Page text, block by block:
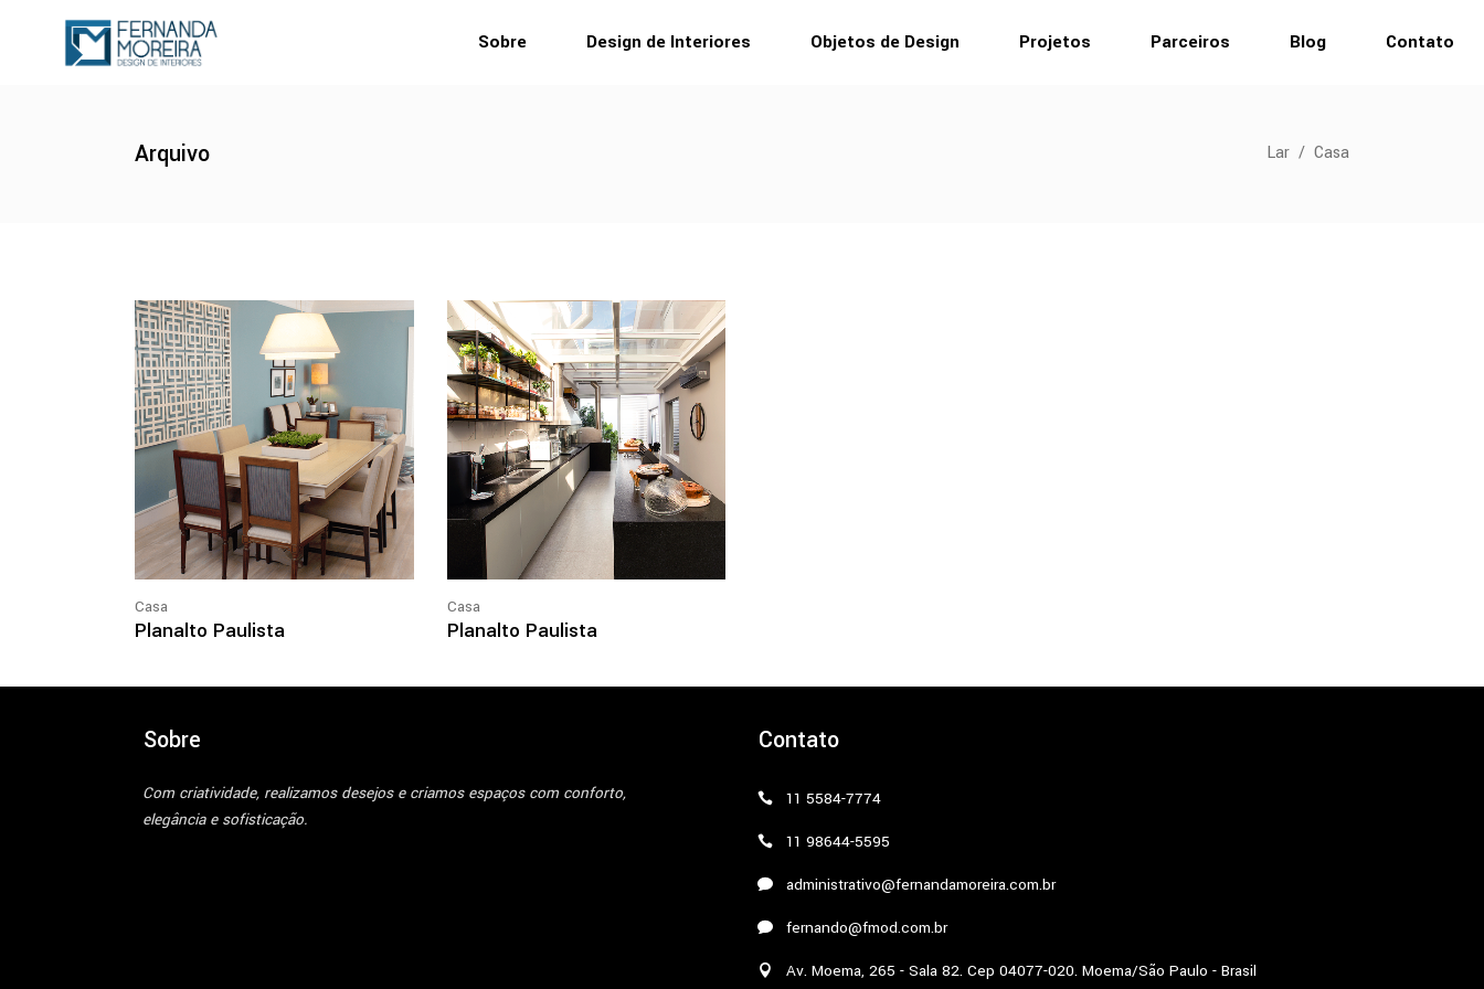
Sobre Design de Interiores Objetos de Design Projetos Parceiros Blog Contato
Arquivo Lar / Casa
Casa
Planalto Paulista
Casa
Planalto Paulista
Sobre
Com criatividade, realizamos desejos e criamos espaços com conforto,
elegância e sofisticação.
Contato
11 5584-7774
11 98644-5595
administrativo@fernandamoreira.com.br
fernando@fmod.com.br
Av. Moema, 265 - Sala 82. Cep 04077-020. Moema/São Paulo - Brasil